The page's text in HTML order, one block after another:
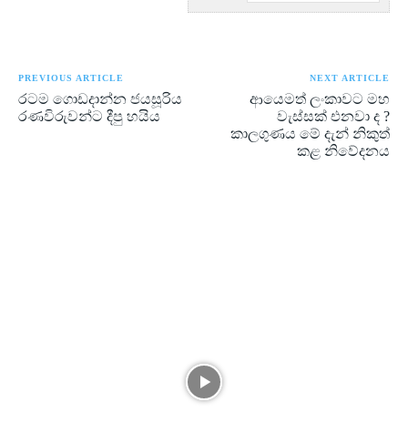
PREVIOUS ARTICLE
රටම ගොඩදාන්න ජයසූරිය
රණවිරුවන්ට දීපු හයිය
NEXT ARTICLE
ආයෙමත් ලංකාවට මහ
වැස්සක් එනවා ද ?
කාලගුණය මේ දැන් නිකුත්
කළ නිවේදනය